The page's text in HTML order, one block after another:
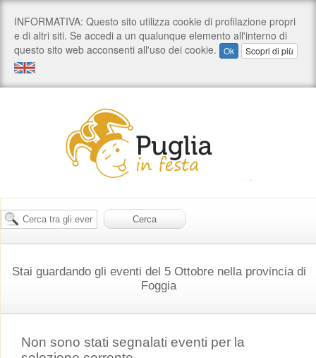
Stai guardando gli eventi del 5 Ottobre nella provincia di
Foggia
Non sono stati segnalati eventi per la